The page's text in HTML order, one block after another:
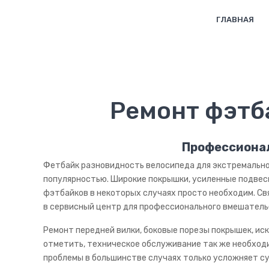
ГЛАВНАЯ
Ремонт
Фетбайк разновидность велосипеда для
популярностью. Широкие покрышки, усиленные
фэтбайков в некоторых случаях просто необходим.
в сервисный центр для профессионального
Ремонт передней вилки, боковые порезы покрышек,
отметить, техническое обслуживание так же
проблемы в большинстве случаях только усложняет